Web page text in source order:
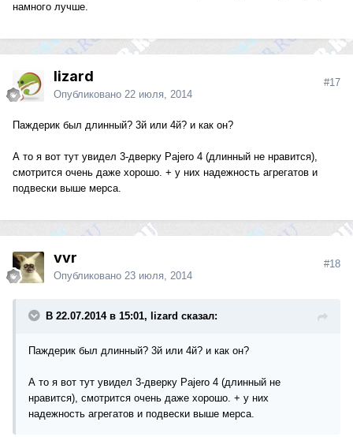
намного лучше.
lizard
Опубликовано 22 июля, 2014
#17
Паждерик был длинный? 3й или 4й? и как он?
А то я вот тут увидел 3-дверку Pajero 4 (длинный не нравится),
смотрится очень даже хорошо. + у них надежность агрегатов и
подвески выше мерса.
vvr
Опубликовано 23 июля, 2014
#18
В 22.07.2014 в 15:01, lizard сказал:
Паждерик был длинный? 3й или 4й? и как он?
А то я вот тут увидел 3-дверку Pajero 4 (длинный не
нравится), смотрится очень даже хорошо. + у них
надежность агрегатов и подвески выше мерса.